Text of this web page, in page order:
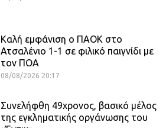
Καλή εμφάνιση ο ΠΑΟΚ στο
Ατσαλένιο 1-1 σε φιλικό παιγνίδι με
τον ΠΟΑ
08/08/2026 20:17
Συνελήφθη 49χρονος, βασικό μέλος
της εγκληματικής οργάνωσης του